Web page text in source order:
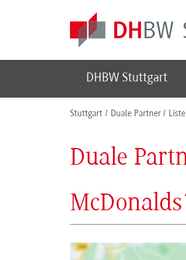
DHBW Stuttgart
Stuttgart Duale Partner
Duale